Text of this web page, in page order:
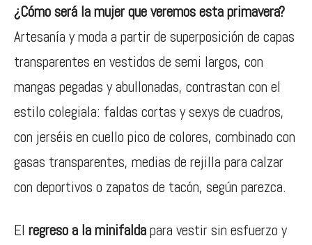
¿Cómo será la mujer que veremos esta primavera?
Artesanía y moda a partir de superposición de capas
transparentes en vestidos de semi largos, con
mangas pegadas y abullonadas, contrastan con el
estilo colegiala: faldas cortas y sexys de cuadros,
con jerséis en cuello pico de colores, combinado con
gasas transparentes, medias de rejilla para calzar
con deportivos o zapatos de tacón, según parezca.
El regreso a la minifaldapara vestir sin esfuerzo y